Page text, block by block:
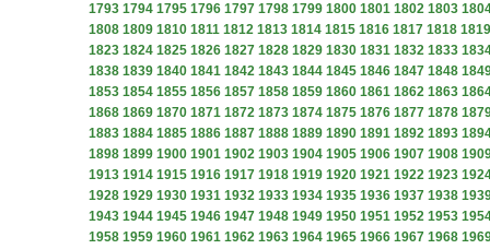
1793 1794 1795 1796 1797 1798 1799 1800 1801 1802 1803
1808 1809 1810 1811 1812 1813 1814 1815 1816 1817 1818 1819
1823 1824 1825 1826 1827 1828 1829 1830 1831 1832 1833
1838 1839 1840 1841 1842 1843 1844 1845 1846 1847 1848
1853 1854 1855 1856 1857 1858 1859 1860 1861 1862 1863
1868 1869 1870 1871 1872 1873 1874 1875 1876 1877 1878
1883 1884 1885 1886 1887 1888 1889 1890 1891 1892 1893
1898 1899 1900 1901 1902 1903 1904 1905 1906 1907 1908
1913 1914 1915 1916 1917 1918 1919 1920 1921 1922 1923
1928 1929 1930 1931 1932 1933 1934 1935 1936 1937 1938
1943 1944 1945 1946 1947 1948 1949 1950 1951 1952 1953
1958 1959 1960 1961 1962 1963 1964 1965 1966 1967 1968